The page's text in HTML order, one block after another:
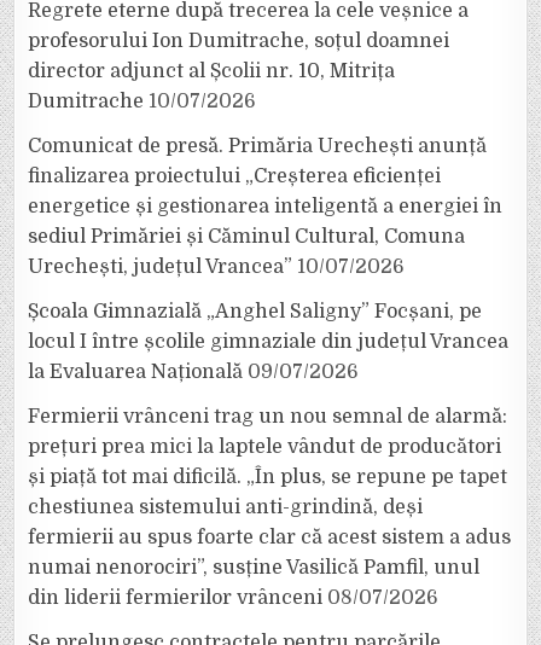
Regrete eterne după trecerea la cele veșnice a
profesorului Ion Dumitrache, soțul doamnei
director adjunct al Școlii nr. 10, Mitrița
Dumitrache 10/07/2026
Comunicat de presă. Primăria Urechești anunță
finalizarea proiectului „Creșterea eficienței
energetice și gestionarea inteligentă a energiei în
sediul Primăriei și Căminul Cultural, Comuna
Urechești, județul Vrancea” 10/07/2026
Școala Gimnazială „Anghel Saligny” Focșani, pe
locul I între școlile gimnaziale din județul Vrancea
la Evaluarea Națională 09/07/2026
Fermierii vrânceni trag un nou semnal de alarmă:
prețuri prea mici la laptele vândut de producători
și piață tot mai dificilă. „În plus, se repune pe tapet
chestiunea sistemului anti-grindină, deși
fermierii au spus foarte clar că acest sistem a adus
numai nenorociri”, susține Vasilică Pamfil, unul
din liderii fermierilor vrânceni 08/07/2026